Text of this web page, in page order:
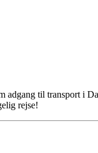
adgang til transport i
rejse!